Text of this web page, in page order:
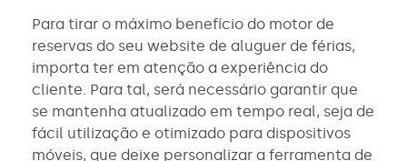
Para tirar o máximo benefício do motor de
reservas do seu website de aluguer de férias,
importa ter em atenção a experiência do
cliente. Para tal, será necessário garantir que
se mantenha atualizado em tempo real, seja de
fácil utilização e otimizado para dispositivos
móveis, que deixe personalizar a ferramenta de